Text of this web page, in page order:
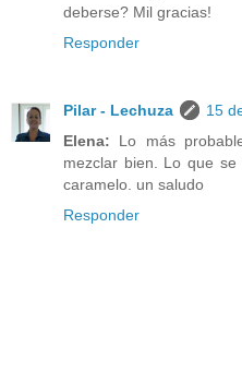
deberse? Mil gracias!
Responder
Pilar - Lechuza
15
Elena: Lo más
mezclar bien. Lo que
caramelo. un saludo
Responder